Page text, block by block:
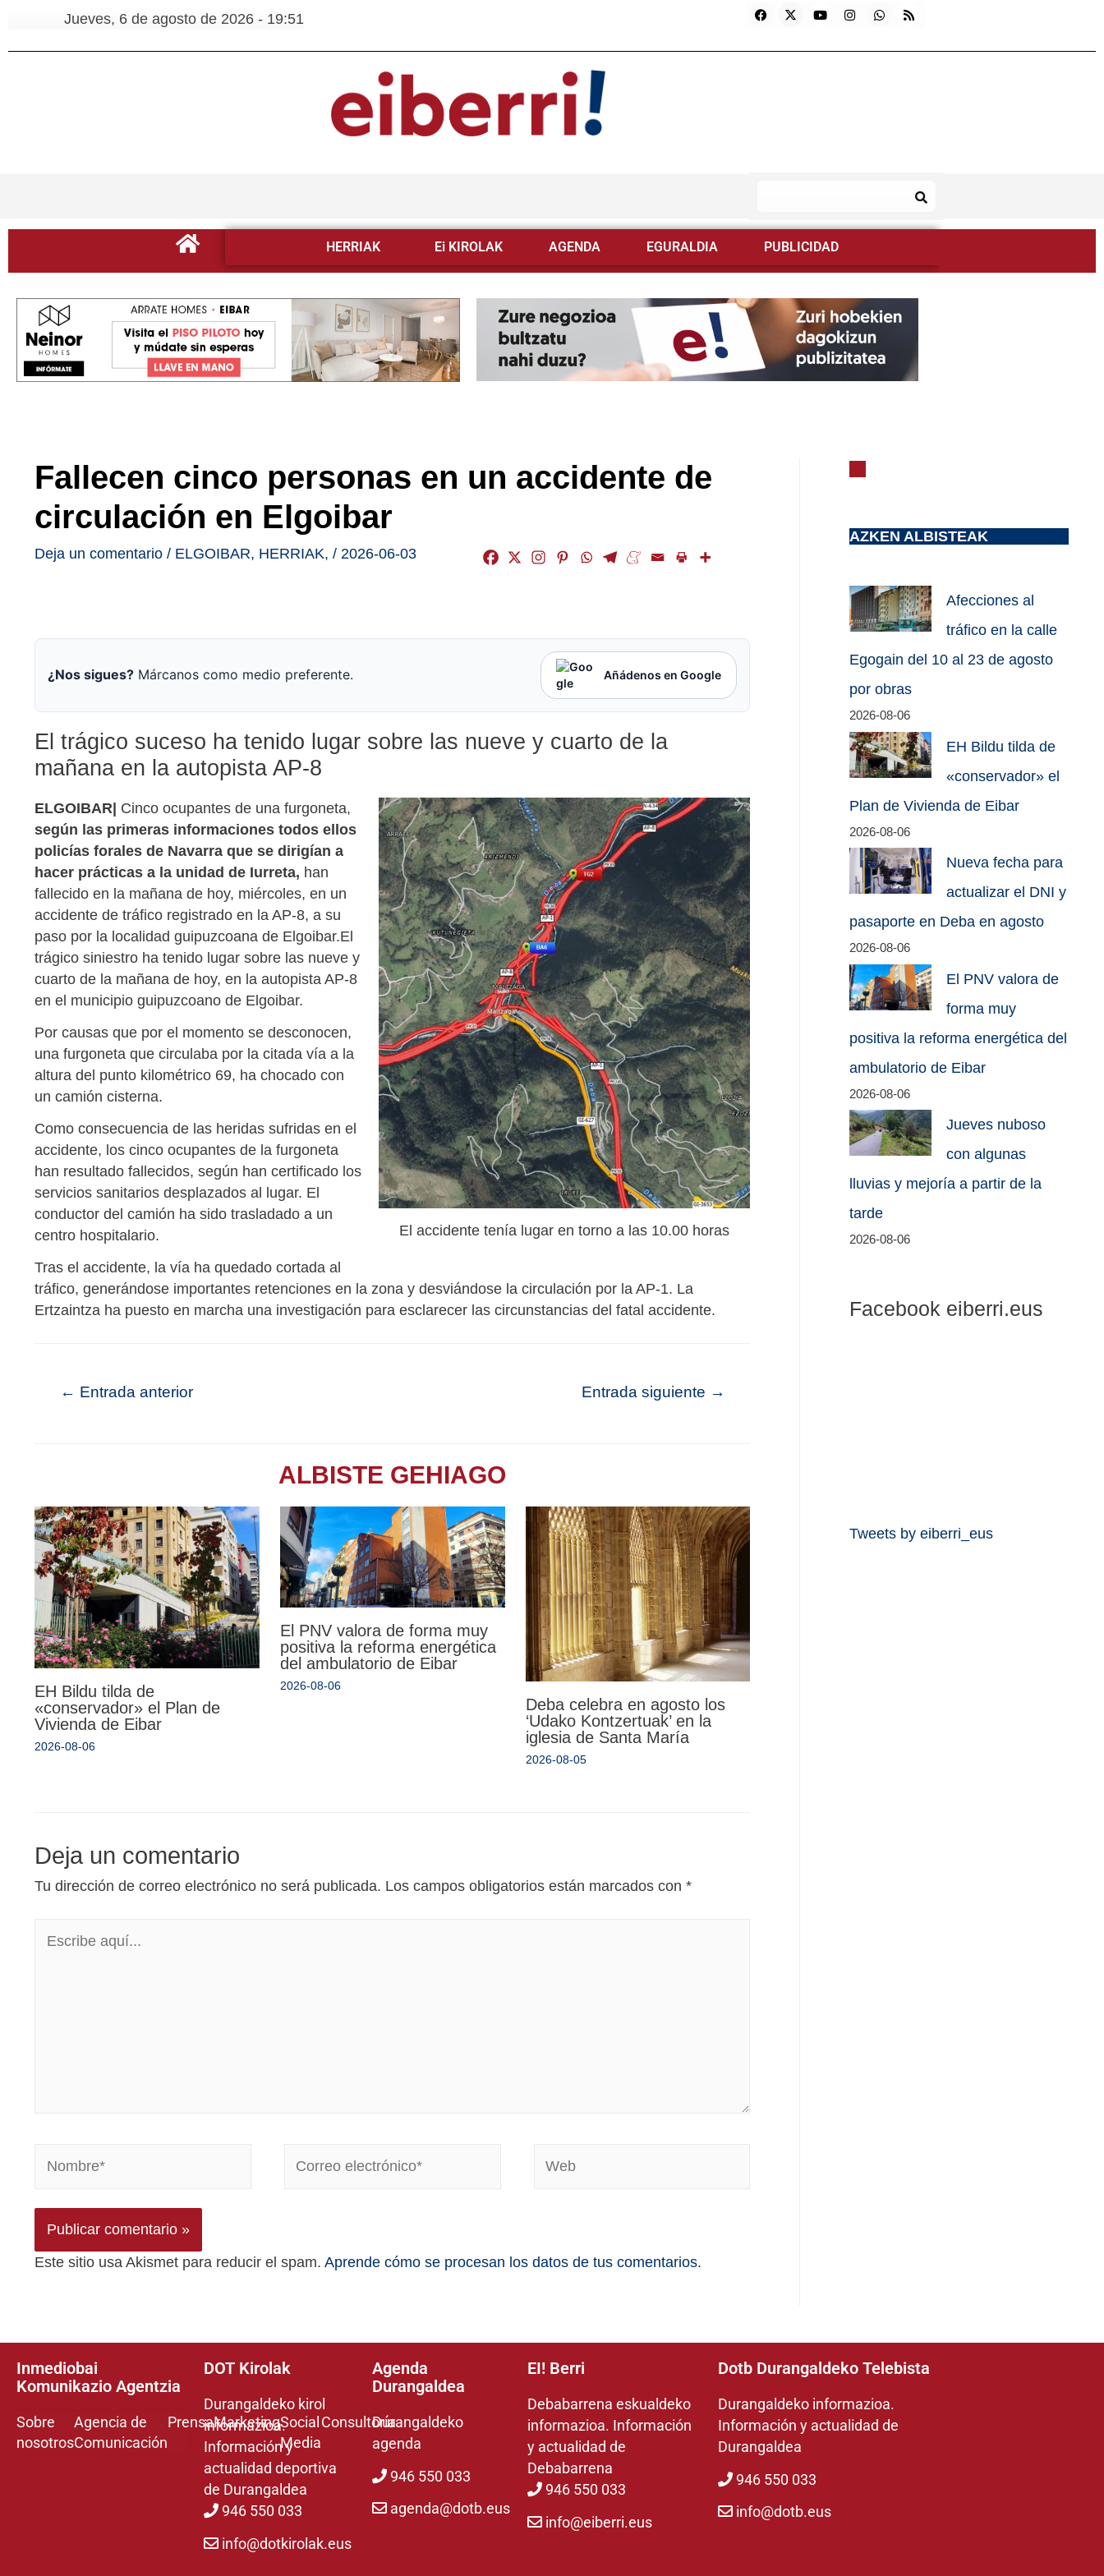
Jueves, 6 de agosto de 2026 - 19:51
HERRIAK Ei KIROLAK AGENDA EGURALDIA PUBLICIDAD
Fallecen cinco personas en un accidente de
circulación en Elgoibar
Deja un comentario / ELGOIBAR, HERRIAK, / 2026-06-03
¿Nos sigues? Márcanos como medio preferente. Añádenos en Google
El trágico suceso ha tenido lugar sobre las nueve y cuarto de la
mañana en la autopista AP-8
El accidente tenía lugar en torno a las 10.00 horas
ELGOIBAR| Cinco ocupantes de una furgoneta,
según las primeras informaciones todos ellos
policías forales de Navarra que se dirigían a
hacer prácticas a la unidad de Iurreta, han
fallecido en la mañana de hoy, miércoles, en un
accidente de tráfico registrado en la AP-8, a su
paso por la localidad guipuzcoana de Elgoibar.El
trágico siniestro ha tenido lugar sobre las nueve y
cuarto de la mañana de hoy, en la autopista AP-8
en el municipio guipuzcoano de Elgoibar.
Por causas que por el momento se desconocen,
una furgoneta que circulaba por la citada vía a la
altura del punto kilométrico 69, ha chocado con
un camión cisterna.
Como consecuencia de las heridas sufridas en el
accidente, los cinco ocupantes de la furgoneta
han resultado fallecidos, según han certificado los
servicios sanitarios desplazados al lugar. El
conductor del camión ha sido trasladado a un
centro hospitalario.
Tras el accidente, la vía ha quedado cortada al
tráfico, generándose importantes retenciones en la zona y desviándose la circulación por la AP-1. La
Ertzaintza ha puesto en marcha una investigación para esclarecer las circunstancias del fatal accidente.
← Entrada anterior Entrada siguiente →
ALBISTE GEHIAGO
EH Bildu tilda de
«conservador» el Plan de
Vivienda de Eibar
2026-08-06
El PNV valora de forma muy
positiva la reforma energética
del ambulatorio de Eibar
2026-08-06
Deba celebra en agosto los
‘Udako Kontzertuak’ en la
iglesia de Santa María
2026-08-05
Deja un comentario
Tu dirección de correo electrónico no será publicada. Los campos obligatorios están marcados con *
Este sitio usa Akismet para reducir el spam. Aprende cómo se procesan los datos de tus comentarios.
AZKEN ALBISTEAK
Afecciones al
tráfico en la calle
Egogain del 10 al 23 de agosto
por obras
2026-08-06
EH Bildu tilda de
«conservador» el
Plan de Vivienda de Eibar
2026-08-06
Nueva fecha para
actualizar el DNI y
pasaporte en Deba en agosto
2026-08-06
El PNV valora de
forma muy
positiva la reforma energética del
ambulatorio de Eibar
2026-08-06
Jueves nuboso
con algunas
lluvias y mejoría a partir de la
tarde
2026-08-06
Facebook eiberri.eus
Tweets by eiberri_eus
Inmediobai
Komunikazio Agentzia
Sobre
nosotros
Agencia de
Comunicación
PrensaMarketingSocial
Media
Consultoría
DOT Kirolak
Durangaldeko kirol
informazioa.
Información y
actualidad deportiva
de Durangaldea
946 550 033
info@dotkirolak.eus
Agenda
Durangaldea
Durangaldeko
agenda
946 550 033
agenda@dotb.eus
EI! Berri
Debabarrena eskualdeko
informazioa. Información
y actualidad de
Debabarrena
946 550 033
info@eiberri.eus
Dotb Durangaldeko Telebista
Durangaldeko informazioa.
Información y actualidad de
Durangaldea
946 550 033
info@dotb.eus